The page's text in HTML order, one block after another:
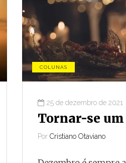
COLUNAS
25 de dezembro de 2021
Tornar-se
Por Cristiano Otaviano
A